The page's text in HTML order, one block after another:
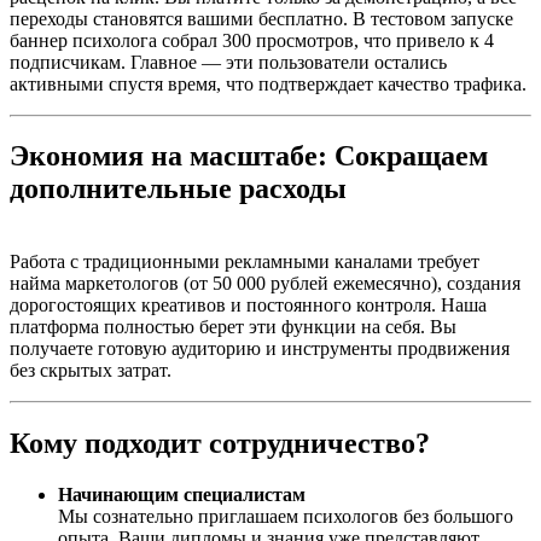
переходы становятся вашими бесплатно. В тестовом запуске
баннер психолога собрал 300 просмотров, что привело к 4
подписчикам. Главное — эти пользователи остались
активными спустя время, что подтверждает качество трафика.
Экономия на масштабе: Сокращаем
дополнительные расходы
Работа с традиционными рекламными каналами требует
найма маркетологов (от 50 000 рублей ежемесячно), создания
дорогостоящих креативов и постоянного контроля. Наша
платформа полностью берет эти функции на себя. Вы
получаете готовую аудиторию и инструменты продвижения
без скрытых затрат.
Кому подходит сотрудничество?
Начинающим специалистам
Мы сознательно приглашаем психологов без большого